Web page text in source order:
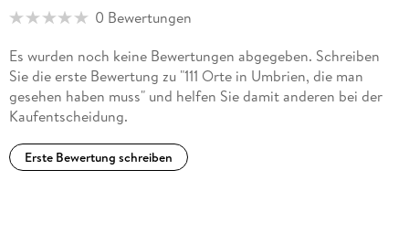
0 Bewertungen
Es wurden noch keine Bewertungen abgegeben. Schreiben
Sie die erste Bewertung zu "111 Orte in Umbrien, die man
gesehen haben muss" und helfen Sie damit anderen bei der
Kaufentscheidung.
Erste Bewertung schreiben